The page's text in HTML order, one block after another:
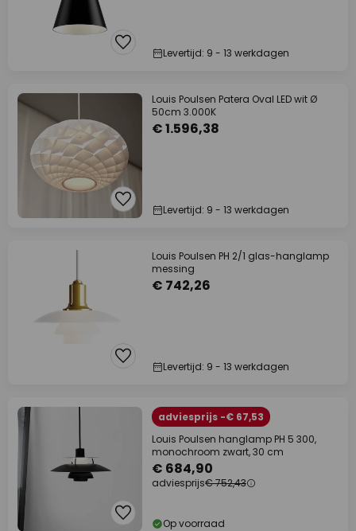
Levertijd: 9 - 13 werkdagen
Louis Poulsen Patera Oval LED wit Ø
50cm 3.000K
€ 1.596,38
Levertijd: 9 - 13 werkdagen
Louis Poulsen PH 2/1 glas-hanglamp
messing
€ 742,26
Levertijd: 9 - 13 werkdagen
adviesprijs -€ 67,53
Louis Poulsen hanglamp PH 5 300,
monochroom zwart, 30 cm
€ 684,90
adviesprijs€ 752,43
Op voorraad